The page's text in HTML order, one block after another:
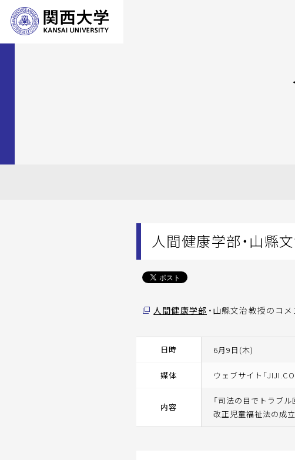
人間健康学部・山縣
人間健康学部 ・山縣文治教授のコ
日時 6月9日(木)
媒体 ウェブサイト「
内容
「司法の目でトラブ
改正児童福祉法の成